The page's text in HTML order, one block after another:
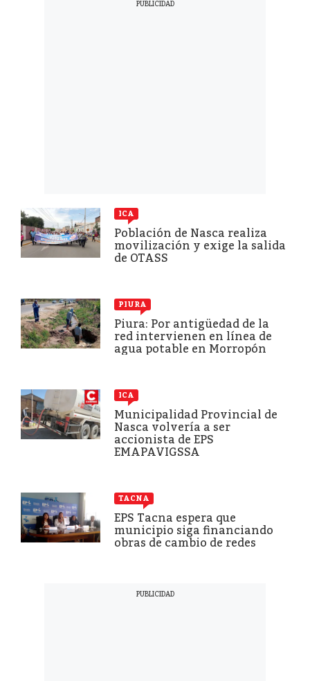
ICA
Población de Nasca realiza
movilización y exige la salida
de OTASS
PIURA
Piura: Por antigüedad de la
red intervienen en línea de
agua potable en Morropón
ICA
Municipalidad Provincial de
Nasca volvería a ser
accionista de EPS
EMAPAVIGSSA
TACNA
EPS Tacna espera que
municipio siga financiando
obras de cambio de redes